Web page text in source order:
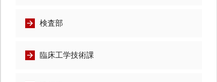
検査部
臨床工学技術課